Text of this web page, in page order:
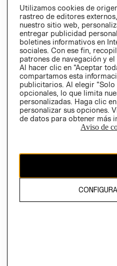
PRENSA
CAMBIAR REGIÓN
Utilizamos cookies de
rastreo de editores
nuestro sitio web,
entregar publicidad
boletines informativos en
sociales. Con ese fin,
patrones de navegación y el
Al hacer clic en “Aceptar
compartamos esta
publicitarios. Al elegir “Solo
opcionales, lo que limita
personalizadas. Haga clic
personalizar sus opciones.
de datos para obtener más
Aviso de